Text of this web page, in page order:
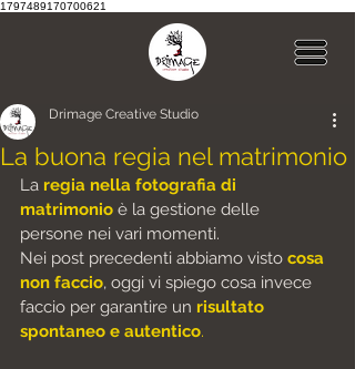
1797489170700621
La buona regia nel matrimonio
Drimage Creative Studio
La regia nella fotografia di
matrimonio è la gestione delle
persone nei vari momenti.
Nei post precedenti abbiamo visto cosa
non faccio, oggi vi spiego cosa invece
faccio per garantire un risultato
spontaneo e autentico.